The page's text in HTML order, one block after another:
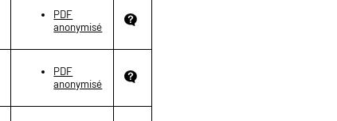
PDF
anonymisé
PDF
anonymisé